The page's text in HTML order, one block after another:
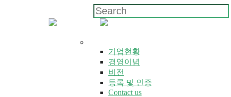
기업현황
경영이념
비전
등록 및 인증
Contact us